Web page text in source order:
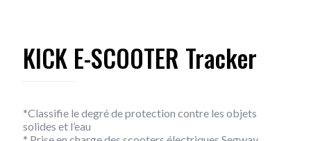
KICK E-SCOOTER Tracker
*Classifie le degré de protection contre les objets
solides et l’eau